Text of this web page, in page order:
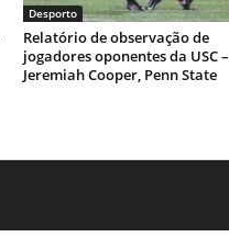
Desporto
Relatório de observação de
jogadores oponentes da USC –
Jeremiah Cooper, Penn State